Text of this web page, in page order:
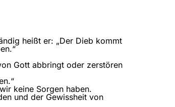
heißt er: „Der Dieb kommt
Gott abbringt oder zerstören
keine Sorgen haben.
und der Gewissheit von